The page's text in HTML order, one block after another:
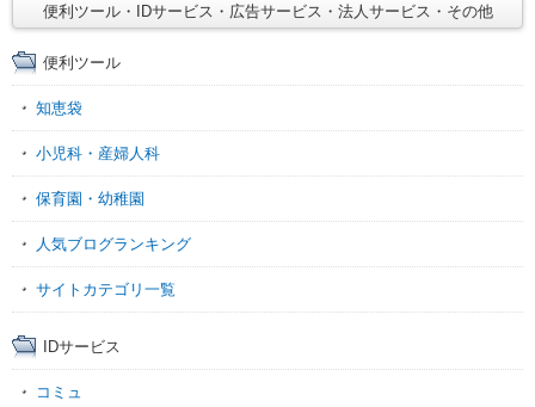
便利ツール・IDサービス・広告サービス・法人サービス・その他
便利ツール
知恵袋
小児科・産婦人科
保育園・幼稚園
人気ブログランキング
サイトカテゴリ一覧
IDサービス
コミュ